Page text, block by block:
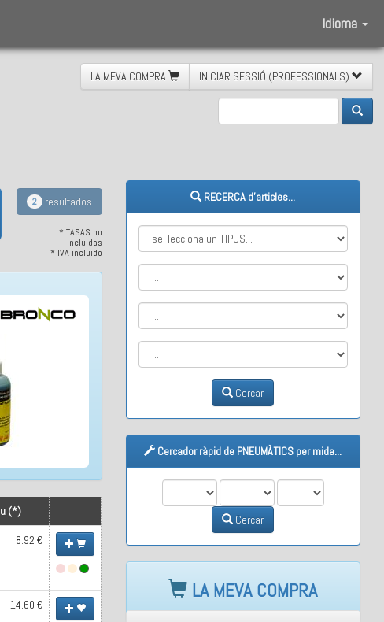
Idioma
LA MEVA COMPRA INICIAR SESSIÓ (PROFESSIONALS)
2 resultados
* TASAS no
incluidas
* IVA incluido
(*)
8.92 €
14.60 €
RECERCA d'articles...
Cercar
Cercador ràpid de PNEUMÀTICS per mida...
M1 M2 M3
Cercar
LA MEVA COMPRA